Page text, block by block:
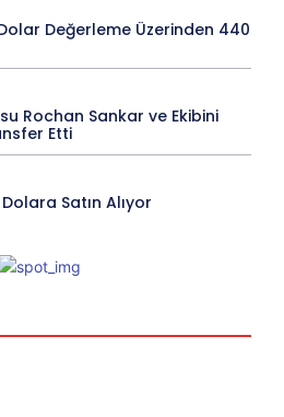
Değerleme Üzerinden 440
Rochan Sankar ve Ekibini
Etti
Satın Alıyor